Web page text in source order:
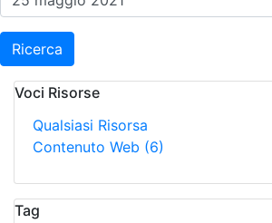
Ricerca
Voci Risorse
Qualsiasi Risorsa
Contenuto Web (6)
Tag